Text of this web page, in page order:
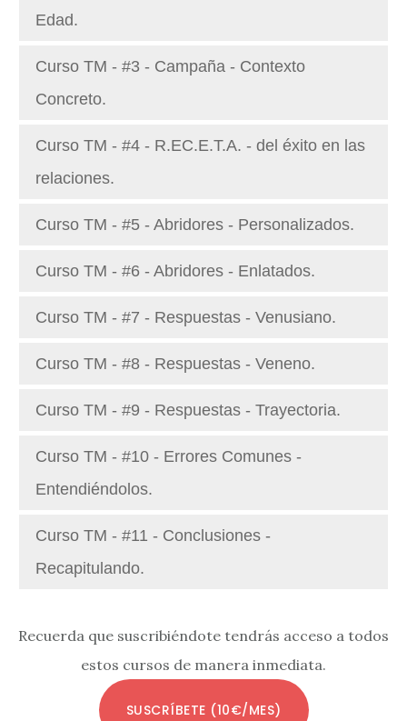
Edad.
Curso TM - #3 - Campaña - Contexto
Concreto.
Curso TM - #4 - R.EC.E.T.A. - del éxito en las
relaciones.
Curso TM - #5 - Abridores - Personalizados.
Curso TM - #6 - Abridores - Enlatados.
Curso TM - #7 - Respuestas - Venusiano.
Curso TM - #8 - Respuestas - Veneno.
Curso TM - #9 - Respuestas - Trayectoria.
Curso TM - #10 - Errores Comunes -
Entendiéndolos.
Curso TM - #11 - Conclusiones -
Recapitulando.
Recuerda que suscribiéndote tendrás acceso a todos
estos cursos de manera inmediata.
SUSCRÍBETE (10€/MES)